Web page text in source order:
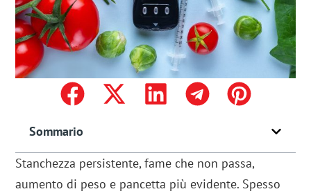
Sommario
Stanchezza persistente, fame che non passa,
aumento di peso e pancetta più evidente. Spesso